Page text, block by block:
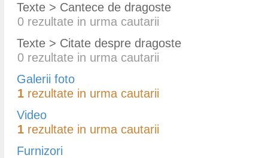
Texte > Cantece de dragoste
0 rezultate in urma cautarii
Texte > Citate despre dragoste
0 rezultate in urma cautarii
Galerii foto
1 rezultate in urma cautarii
Video
1 rezultate in urma cautarii
Furnizori